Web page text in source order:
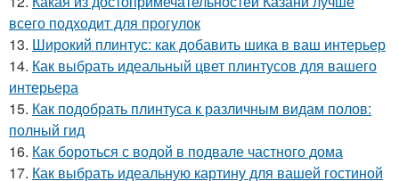
всего подходит для прогулок
13. Широкий плинтус: как добавить шика в ваш интерьер
14. Как выбрать идеальный цвет плинтусов для вашего
интерьера
15. Как подобрать плинтуса к различным видам полов:
полный гид
16. Как бороться с водой в подвале частного дома
17. Как выбрать идеальную картину для вашей гостиной